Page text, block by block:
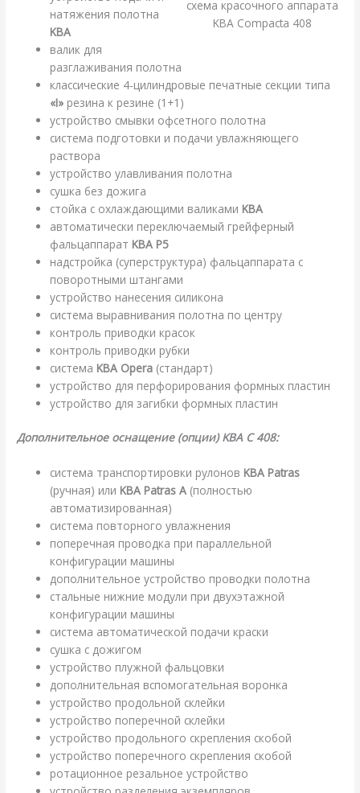
схема красочного аппарата
KBA Compacta 408
натяжения полотна
KBA
валик для
разглаживания полотна
классические 4-цилиндровые печатные секции типа
«I» резина к резине (1+1)
устройство смывки офсетного полотна
система подготовки и подачи увлажняющего
раствора
устройство улавливания полотна
сушка без дожига
стойка с охлаждающими валиками KBA
автоматически переключаемый грейферный
фальцаппарат KBA P5
надстройка (суперструктура) фальцаппарата с
поворотными штангами
устройство нанесения силикона
система выравнивания полотна по центру
контроль приводки красок
контроль приводки рубки
система KBA Opera (стандарт)
устройство для перфорирования формных пластин
устройство для загибки формных пластин
Дополнительное оснащение (опции) KBA C 408:
система транспортировки рулонов KBA Patras
(ручная) или KBA Patras A (полностью
автоматизированная)
система повторного увлажнения
поперечная проводка при параллельной
конфигурации машины
дополнительное устройство проводки полотна
стальные нижние модули при двухэтажной
конфигурации машины
система автоматической подачи краски
сушка с дожигом
устройство плужной фальцовки
дополнительная вспомогательная воронка
устройство продольной склейки
устройство поперечной склейки
устройство продольного скрепления скобой
устройство поперечного скрепления скобой
ротационное резальное устройство